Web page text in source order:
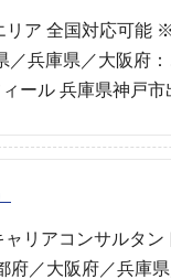
リア 全国対応可能
／兵庫県／大阪府
ール 兵庫県神戸
リアコンサルタ
府／大阪府／兵庫